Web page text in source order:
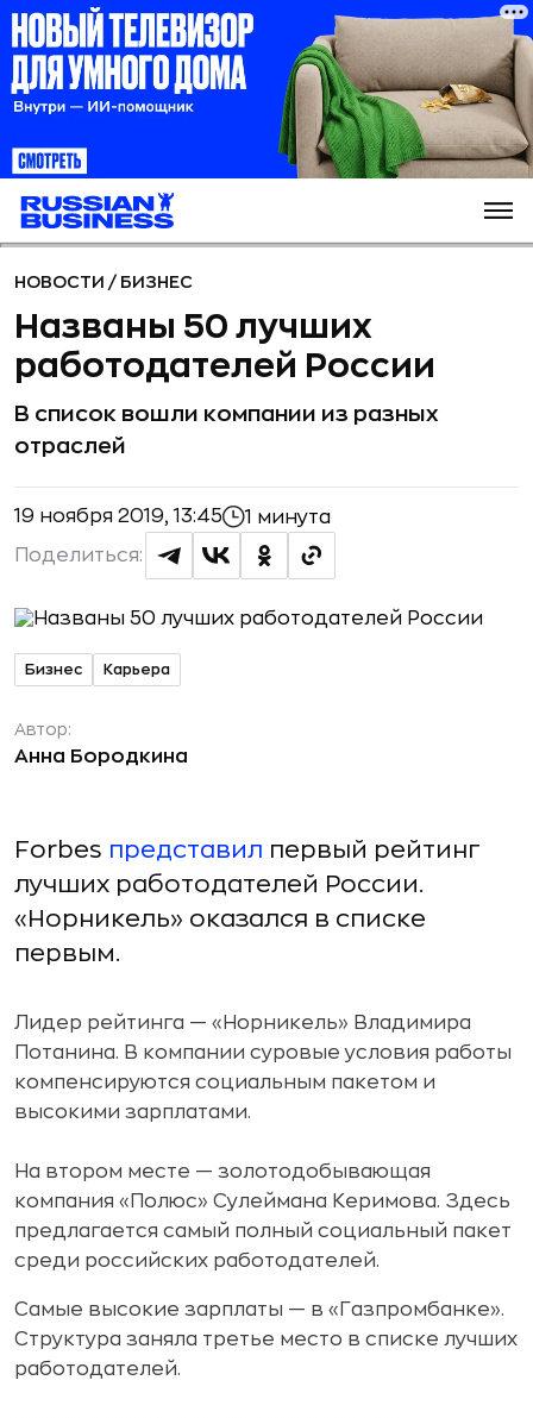
НОВОСТИ / БИЗНЕС
Названы 50 лучших
работодателей России
В список вошли компании из разных
отраслей
19 ноября 2019, 13:45 1 минута
Поделиться:
Бизнес Карьера
Автор:
Анна Бородкина
Forbes представил первый рейтинг
лучших работодателей России.
«Норникель» оказался в списке
первым.
Лидер рейтинга — «Норникель» Владимира
Потанина. В компании суровые условия работы
компенсируются социальным пакетом и
высокими зарплатами.
На втором месте — золотодобывающая
компания «Полюс» Сулеймана Керимова. Здесь
предлагается самый полный социальный пакет
среди российских работодателей.
Самые высокие зарплаты — в «Газпромбанке».
Структура заняла третье место в списке лучших
работодателей.